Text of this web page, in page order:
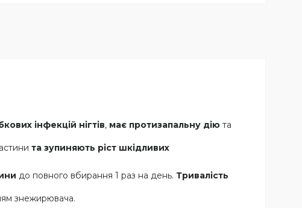
інфекцій нігтів, має протизапальну дію та
та зупиняють ріст шкідливих
до повного вбирання 1 раз на день. Тривалість
знежирювача.